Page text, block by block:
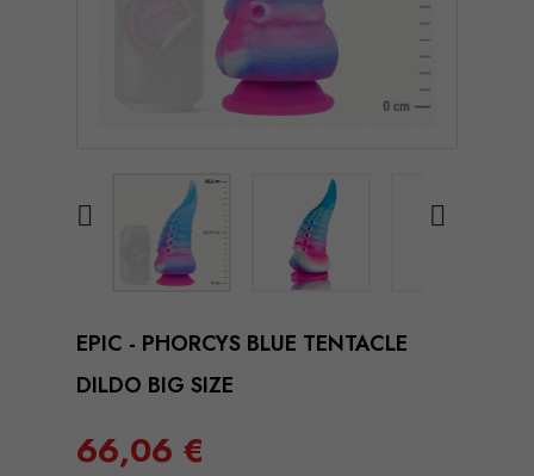
 
EPIC - PHORCYS BLUE TENTACLE
DILDO BIG SIZE
66,06 €